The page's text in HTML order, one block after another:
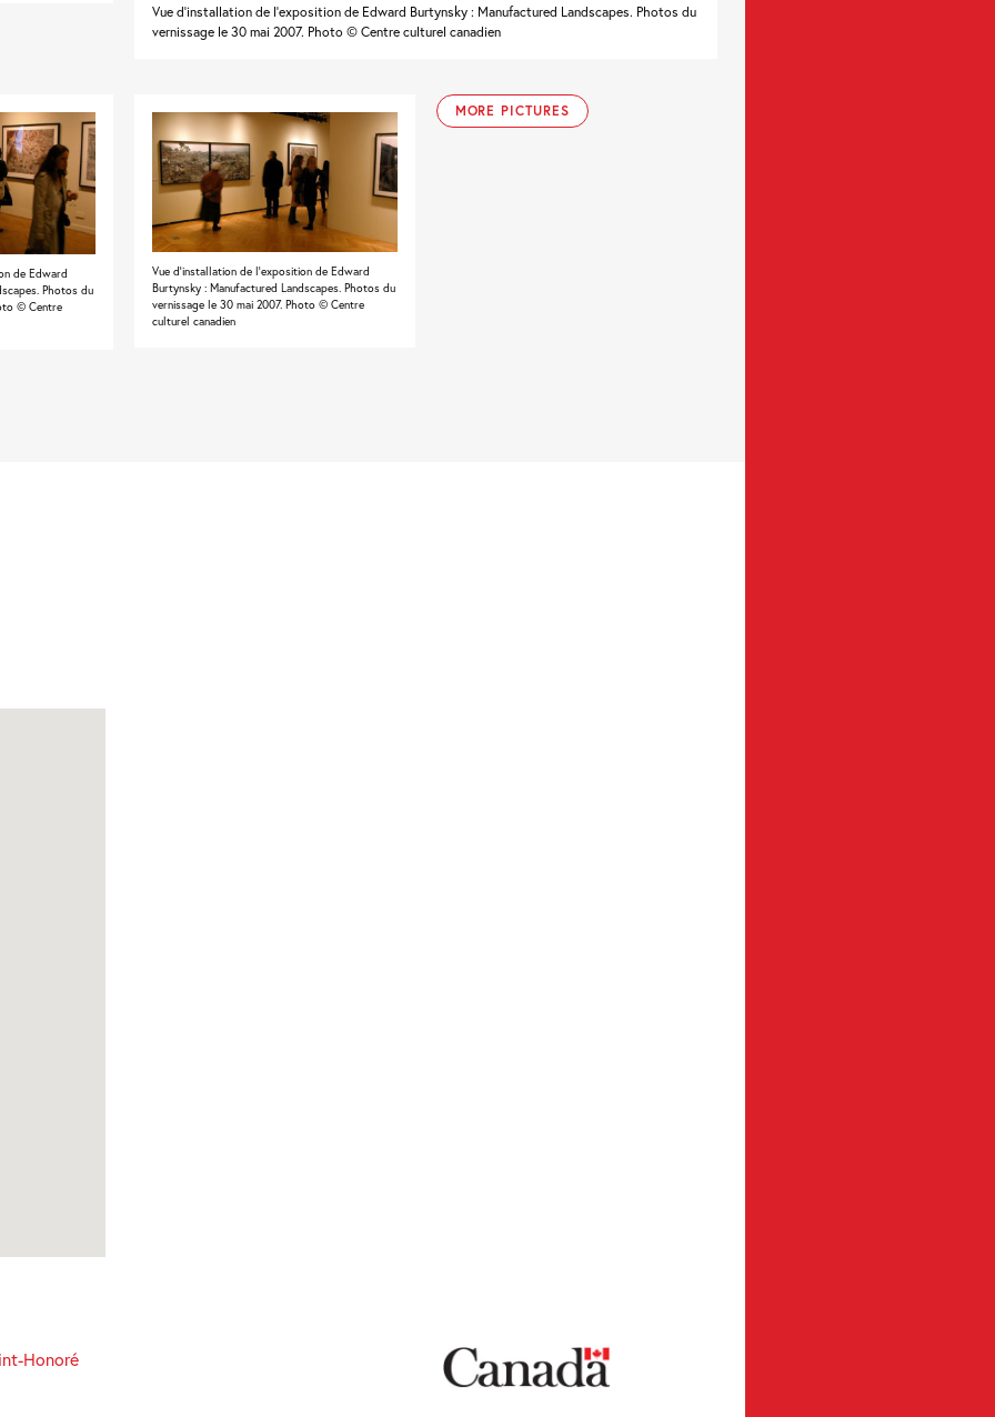
Vue d'installation de l'exposition de Edward Burtynsky : Manufactured Landscapes. Photos du
vernissage le 30 mai 2007. Photo © Centre culturel canadien
de Edward
Photos du
© Centre
Vue d'installation de l'exposition de Edward
Burtynsky : Manufactured Landscapes. Photos du
vernissage le 30 mai 2007. Photo © Centre
culturel canadien
MORE PICTURES
Honoré